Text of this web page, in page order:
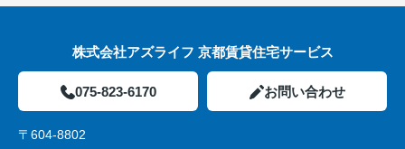
株式会社アズライフ 京都賃貸住宅サービス
075-823-6170 お問い合わせ
〒604-8802